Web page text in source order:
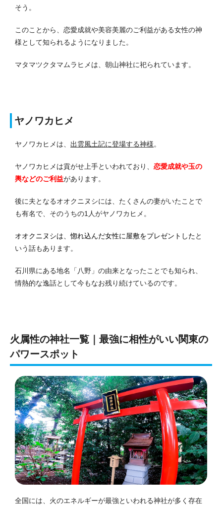
そう。
このことから、恋愛成就や美容美麗のご利益がある女性の神
様として知られるようになりました。
マタマツクタマムラヒメは、朝山神社に祀られています。
ヤノワカヒメ
ヤノワカヒメは、 出雲風土記に登場する神様。
ヤノワカヒメは貢がせ上手といわれており、 恋愛成就や玉の
輿などのご利益があります。
後に夫となるオオクニヌシには、たくさんの妻がいたことで
も有名で、そのうちの1人がヤノワカヒメ。
オオクニヌシは、惚れ込んだ女性に屋敷をプレゼントしたと
いう話もあります。
石川県にある地名「八野」の由来となったことでも知られ、
情熱的な逸話として今もなお残り続けているのです。
火属性の神社一覧｜最強に相性がいい関東の
パワースポット
全国には、火のエネルギーが最強といわれる神社が多く存在